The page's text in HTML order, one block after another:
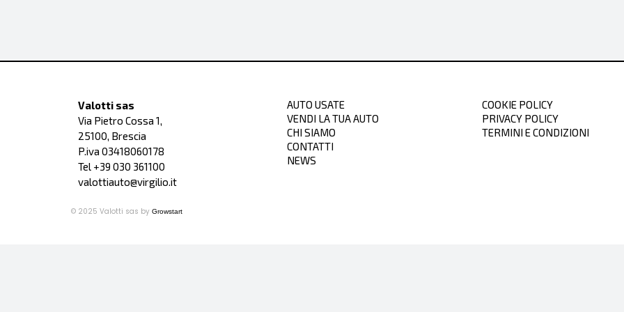
Valotti sas
Via Pietro Cossa 1,
25100, Brescia
P.iva 03418060178
Tel +39 030 361100
valottiauto@virgilio.it
AUTO USATE
VENDI LA TUA AUTO
CHI SIAMO
CONTATTI
NEWS
COOKIE POLICY
PRIVACY POLICY
TERMINI E CONDIZIONI
© 2025 Valotti sas by Growstart